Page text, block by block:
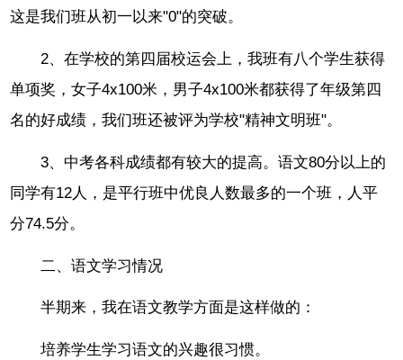
这是我们班从初一以来"0"的突破。
2、在学校的第四届校运会上，我班有八个学生获得
单项奖，女子4x100米，男子4x100米都获得了年级第四
名的好成绩，我们班还被评为学校"精神文明班"。
3、中考各科成绩都有较大的提高。语文80分以上的
同学有12人，是平行班中优良人数最多的一个班，人平
分74.5分。
二、语文学习情况
半期来，我在语文教学方面是这样做的：
培养学生学习语文的兴趣很习惯。